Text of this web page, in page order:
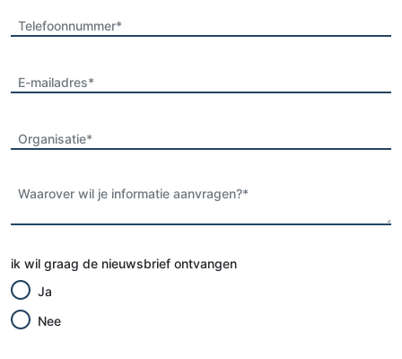
Telefoonnummer*
E-mailadres*
Organisatie*
Waarover wil je informatie aanvragen?*
ik wil graag de nieuwsbrief ontvangen
Ja
Nee